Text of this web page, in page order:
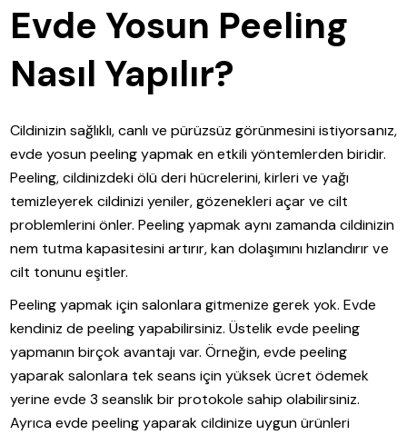
Evde Yosun Peeling
Nasıl Yapılır?
Cildinizin sağlıklı, canlı ve pürüzsüz görünmesini istiyorsanız,
evde yosun peeling yapmak en etkili yöntemlerden biridir.
Peeling, cildinizdeki ölü deri hücrelerini, kirleri ve yağı
temizleyerek cildinizi yeniler, gözenekleri açar ve cilt
problemlerini önler. Peeling yapmak aynı zamanda cildinizin
nem tutma kapasitesini artırır, kan dolaşımını hızlandırır ve
cilt tonunu eşitler.
Peeling yapmak için salonlara gitmenize gerek yok. Evde
kendiniz de peeling yapabilirsiniz. Üstelik evde peeling
yapmanın birçok avantajı var. Örneğin, evde peeling
yaparak salonlara tek seans için yüksek ücret ödemek
yerine evde 3 seanslık bir protokole sahip olabilirsiniz.
Ayrıca evde peeling yaparak cildinize uygun ürünleri